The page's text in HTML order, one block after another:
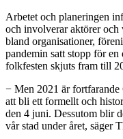
Arbetet och planeringen
och involverar aktörer och
bland organisationer,
pandemin satt stopp för
folkfesten skjuts fram till
− Men 2021 är
att bli ett formellt och
den 4 juni. Dessutom blir
vår stad under året, säger